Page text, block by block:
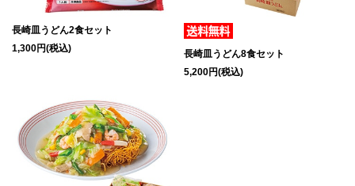
長崎皿うどん2食セット
1,300円(税込)
長崎皿うどん8食セット
5,200円(税込)